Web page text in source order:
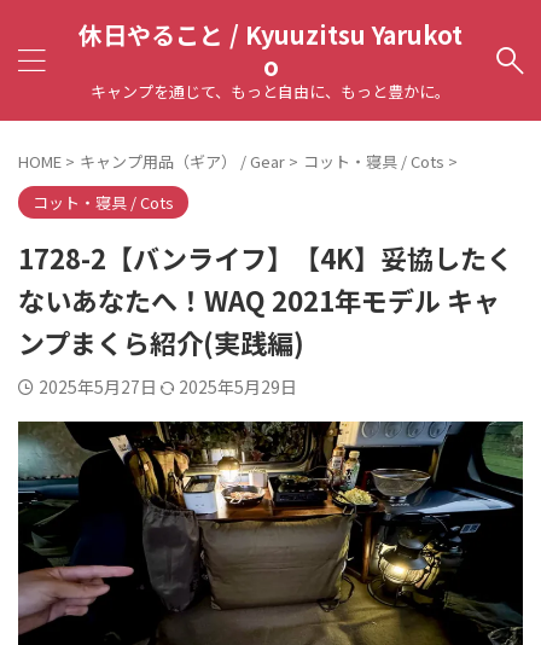
休日やること / Kyuuzitsu Yarukot
o
キャンプを通じて、もっと自由に、もっと豊かに。
HOME > キャンプ用品（ギア） / Gear > コット・寝具 / Cots >
コット・寝具 / Cots
1728-2【バンライフ】【4K】妥協したく
ないあなたへ！WAQ 2021年モデル キャ
ンプまくら紹介(実践編)
2025年5月27日 2025年5月29日